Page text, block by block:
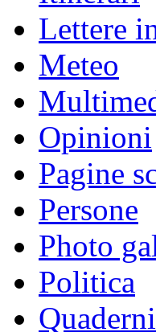
Lettere
Meteo
Opinioni
Pagine
Persone
Photo
Politica
Quaderni